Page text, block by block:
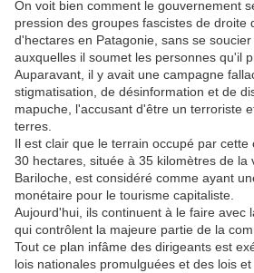
On voit bien comment le gouvernement
pression des groupes fascistes de droite
d'hectares en Patagonie, sans se
auxquelles il soumet les personnes qu'il
Auparavant, il y avait une campagne
stigmatisation, de désinformation et de
mapuche, l'accusant d'être un terroriste
terres.
Il est clair que le terrain occupé par cette
30 hectares, située à 35 kilomètres de la
Bariloche, est considéré comme ayant
monétaire pour le tourisme capitaliste.
Aujourd'hui, ils continuent à le faire avec
qui contrôlent la majeure partie de la
Tout ce plan infâme des dirigeants est
lois nationales promulguées et des lois